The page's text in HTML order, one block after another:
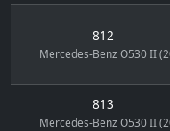
812
Mercedes-Benz O530 II
813
Mercedes-Benz O530 II